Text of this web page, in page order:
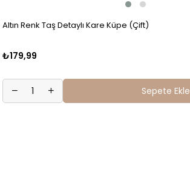
Altın Renk Taş Detaylı Kare Küpe (Çift)
₺179,99
Sepete Ekle